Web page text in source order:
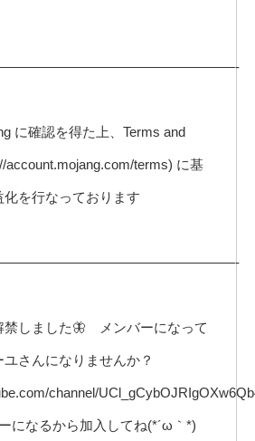
に確認を得た上、Terms and
account.mojang.com/terms) に基
を行なっております
禁しました🦋 メンバーになって
さんになりませんか？
channel/
になるから加入してね(*´ω｀*)